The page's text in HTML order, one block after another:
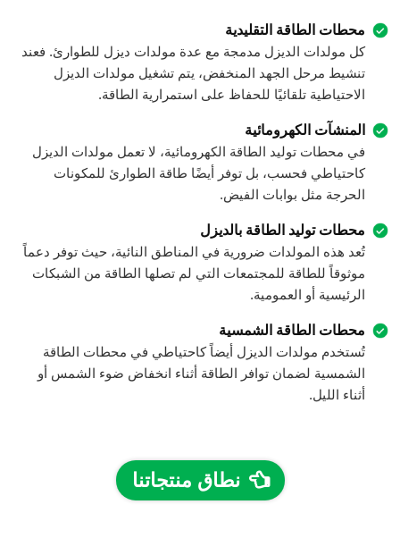
محطات الطاقة التقليدية
كل مولدات الديزل مدمجة مع عدة مولدات ديزل للطوارئ. فعند
تنشيط مرحل الجهد المنخفض، يتم تشغيل مولدات الديزل
الاحتياطية تلقائيًا للحفاظ على استمرارية الطاقة.
المنشآت الكهرومائية
في محطات توليد الطاقة الكهرومائية، لا تعمل مولدات الديزل
كاحتياطي فحسب، بل توفر أيضًا طاقة الطوارئ للمكونات
الحرجة مثل بوابات الفيض.
محطات توليد الطاقة بالديزل
تُعد هذه المولدات ضرورية في المناطق النائية، حيث توفر دعماً
موثوقاً للطاقة للمجتمعات التي لم تصلها الطاقة من الشبكات
الرئيسية أو العمومية.
محطات الطاقة الشمسية
تُستخدم مولدات الديزل أيضاً كاحتياطي في محطات الطاقة
الشمسية لضمان توافر الطاقة أثناء انخفاض ضوء الشمس أو
أثناء الليل.
نطاق منتجاتنا